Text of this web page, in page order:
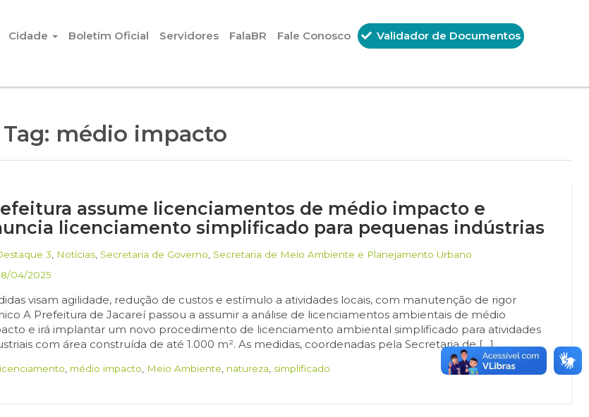
Cidade Boletim Oficial Servidores FalaBR Fale Conosco Validador de Documentos
Tag: médio impacto
assume licenciamentos de médio impacto e
licenciamento simplificado para pequenas indústrias
3 Notícias Secretaria de Governo Secretaria de Meio Ambiente e Planejamento Urbano
04/2025
visam agilidade, redução de custos e estímulo a atividades locais, com manutenção de rigor
A Prefeitura de Jacareí passou a assumir a análise de licenciamentos ambientais de médio
e irá implantar um novo procedimento de licenciamento ambiental simplificado para atividades
com área construída de até 1.000 m². As medidas, coordenadas pela Secretaria de […]
médio impacto Meio Ambiente natureza simplificado